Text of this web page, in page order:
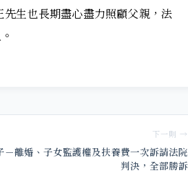
生也長期盡心盡力照顧父親，法
下一則 →
－離婚、子女監護權及扶養費一次訴請法院
判決，全部勝訴